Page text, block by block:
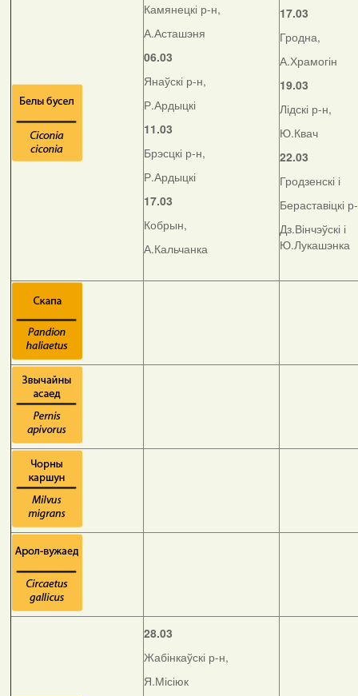
Камянецкі р-н,
А.Асташэня
06.03
Янаўскі р-н,
Р.Ардыцкі
11.03
Брэсцкі р-н,
Р.Ардыцкі
17.03
Кобрын,
А.Кальчанка
17.03
Гродна,
А.Храмогін
19.03
Лідскі р-н,
Ю.Квач
22.03
Гродзенскі і
Бераставіцкі
Дз.Вінчэўскі і
Ю.Лукашэнка
28.03
Жабінкаўскі р-н,
Я.Місіюк